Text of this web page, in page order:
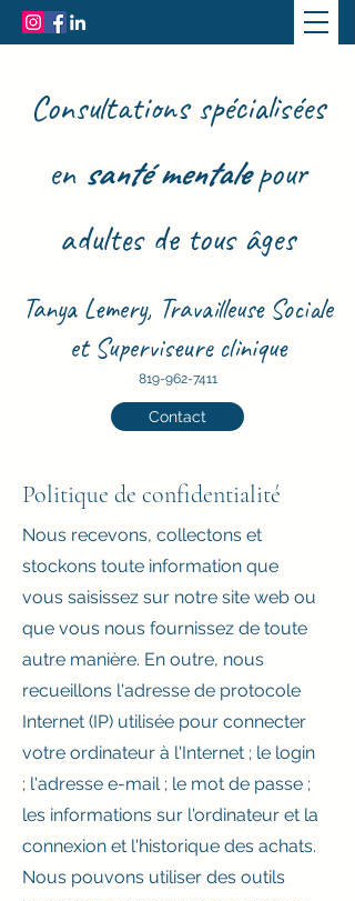
819-962-7411
Consultations spécialisées
en santé mentalepour
adultes de tous âges
Contact
Tanya Lemery, Travailleuse Sociale
et Superviseure clinique
Politique de confidentialité
Nous recevons, collectons et
stockons toute information que
vous saisissez sur notre site web ou
que vous nous fournissez de toute
autre manière. En outre, nous
recueillons l'adresse de protocole
Internet (IP) utilisée pour connecter
votre ordinateur à l'Internet ; le login
; l'adresse e-mail ; le mot de passe ;
les informations sur l'ordinateur et la
connexion et l'historique des achats.
Nous pouvons utiliser des outils